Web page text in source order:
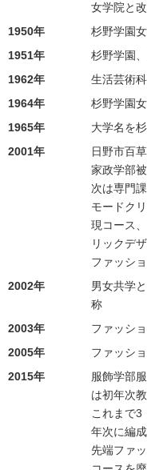
女学院と
1950年
杉野学園
1951年
杉野学園
1962年
生活芸術
1964年
杉野学園
1965年
大学名を
2001年
日野市百
家政学部
次は専門
モードク
現コース
リックデ
ファッシ
2002年
男女共学
称
2003年
ファッシ
2005年
ファッシ
2015年
服飾学部
は初年次
これまで3
年次に編成
先端ファ